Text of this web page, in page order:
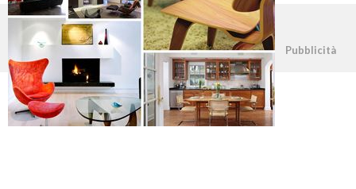
©2026 - casapratica.org - p.iva 03338800984 Pubblicità